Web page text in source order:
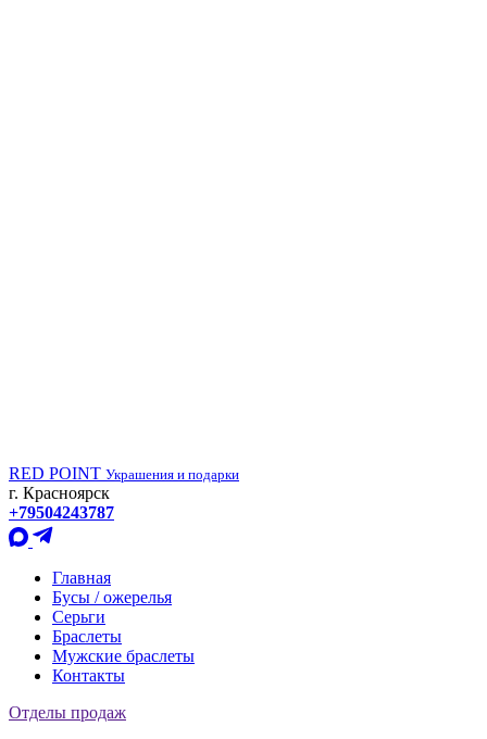
RED POINT Украшения и подарки
г. Красноярск
+79504243787
Главная
Бусы / ожерелья
Серьги
Браслеты
Мужские браслеты
Контакты
Отделы продаж